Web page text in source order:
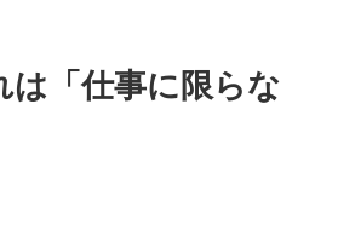
は「仕事に限らな